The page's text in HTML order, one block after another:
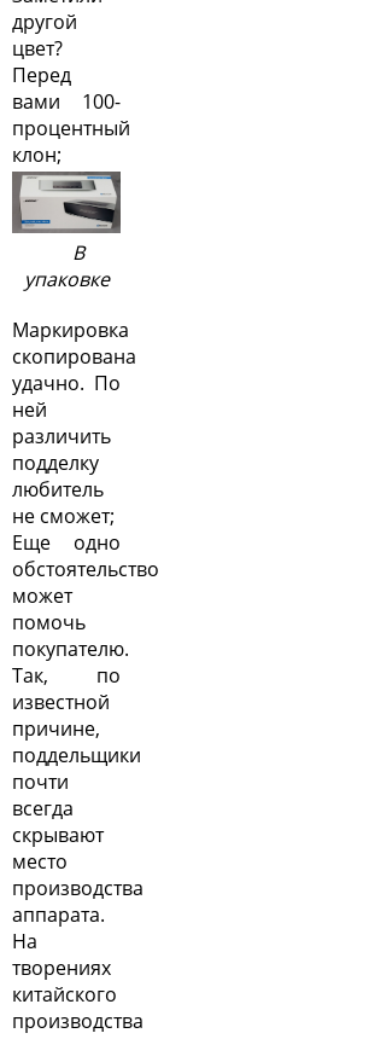
другой
цвет?
Перед
вами 100-
процентный
клон;
В
упаковке
Маркировка
скопирована
удачно. По
ней
различить
подделку
любитель
не сможет;
Еще одно
обстоятельство
может
помочь
покупателю.
Так, по
известной
причине,
поддельщики
почти
всегда
скрывают
место
производства
аппарата.
На
творениях
китайского
производства